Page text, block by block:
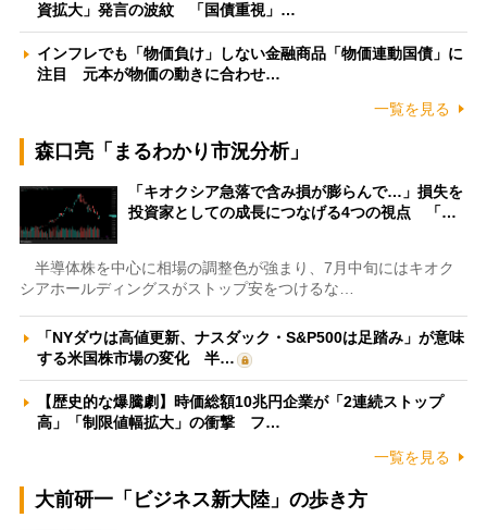
資拡大」発言の波紋 「国債重視」…
インフレでも「物価負け」しない金融商品「物価連動国債」に
注目 元本が物価の動きに合わせ…
一覧を見る
森口亮「まるわかり市況分析」
「キオクシア急落で含み損が膨らんで…」損失を
投資家としての成長につなげる4つの視点 「…
半導体株を中心に相場の調整色が強まり、7月中旬にはキオク
シアホールディングスがストップ安をつけるな…
「NYダウは高値更新、ナスダック・S&P500は足踏み」が意味
する米国株市場の変化 半…
【歴史的な爆騰劇】時価総額10兆円企業が「2連続ストップ
高」「制限値幅拡大」の衝撃 フ…
一覧を見る
大前研一「ビジネス新大陸」の歩き方